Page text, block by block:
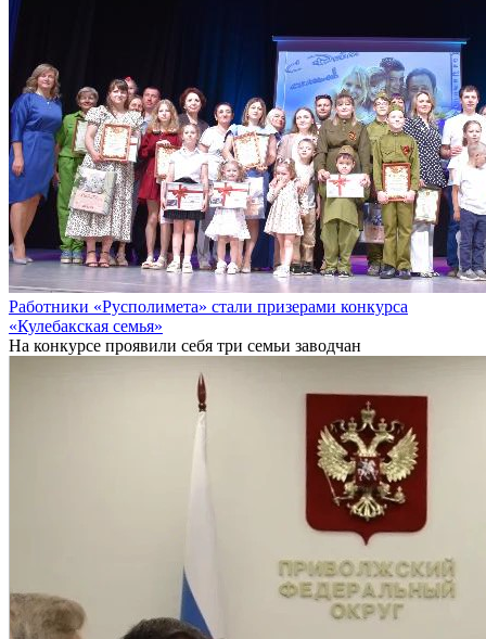
Работники «Русполимета» стали призерами конкурса
«Кулебакская семья»
На конкурсе проявили себя три семьи заводчан